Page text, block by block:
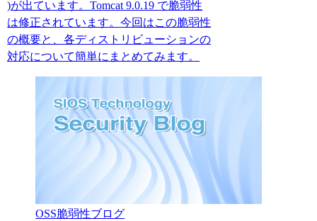
)が出ています。Tomcat 9.0.19 で脆弱性
は修正されています。今回はこの脆弱性
の概要と、各ディストリビューションの
対応について簡単にまとめてみます。
OSS脆弱性ブログ